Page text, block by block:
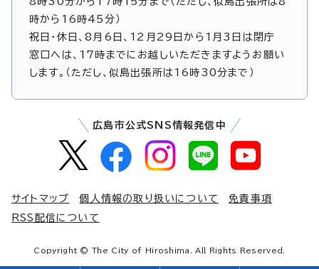
時から16時45分）
祝日・休日、8月6日、12月29日から1月3日は閉庁
窓口へは、17時までにお越しいただきますようお願い
します。（ただし、似島出張所は16時30分まで）
広島市公式SNS情報発信中
サイトマップ 個人情報の取り扱いについて
免責事項
RSS配信について
Copyright © The City of Hiroshima. All Rights Reserved.